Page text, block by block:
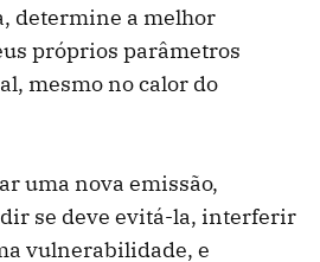
determine a melhor
próprios parâmetros
mesmo no calor do
uma nova emissão,
se deve evitá-la, interferir
vulnerabilidade, e